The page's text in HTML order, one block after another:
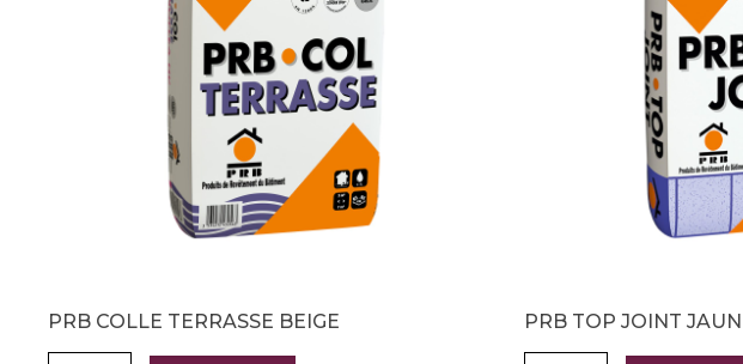
PRB COLLE TERRASSE BEIGE PRB TOP JOINT